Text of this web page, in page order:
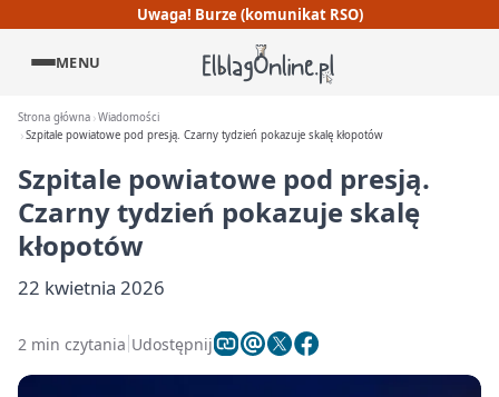
Uwaga! Burze (komunikat RSO)
MENU
Strona główna Wiadomości
Szpitale powiatowe pod presją. Czarny tydzień pokazuje skalę kłopotów
Szpitale powiatowe pod presją.
Czarny tydzień pokazuje skalę
kłopotów
22 kwietnia 2026
2 min czytania Udostępnij